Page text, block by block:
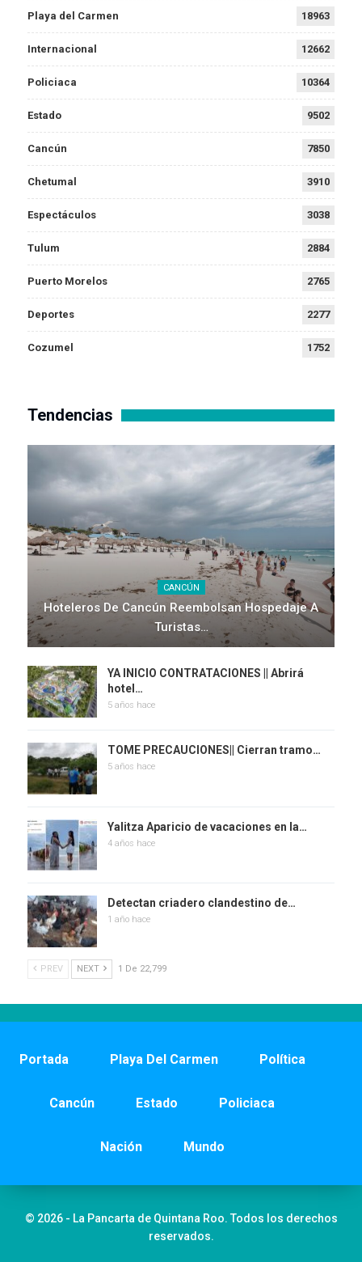
Playa del Carmen 18963
Internacional 12662
Policiaca 10364
Estado 9502
Cancún 7850
Chetumal 3910
Espectáculos 3038
Tulum 2884
Puerto Morelos 2765
Deportes 2277
Cozumel 1752
Tendencias
CANCÚN
Hoteleros De Cancún Reembolsan Hospedaje A
Turistas…
YA INICIO CONTRATACIONES || Abrirá
hotel…
5 años hace
TOME PRECAUCIONES|| Cierran tramo…
5 años hace
Yalitza Aparicio de vacaciones en la…
4 años hace
Detectan criadero clandestino de…
1 año hace
PREV NEXT 1 De 22,799
Portada Playa Del Carmen Política
Cancún Estado Policiaca
Nación Mundo
© 2026 - La Pancarta de Quintana Roo. Todos los derechos
reservados.